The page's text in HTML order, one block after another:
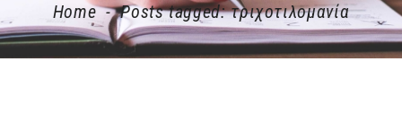
Home - Posts tagged: τριχοτιλομανία